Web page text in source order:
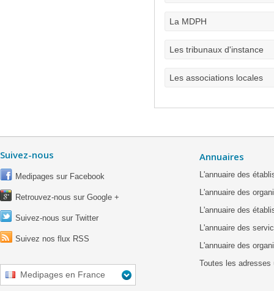
La MDPH
Les tribunaux d'instance
Les associations locales
Suivez-nous
Medipages sur Facebook
Retrouvez-nous sur Google +
Suivez-nous sur Twitter
Suivez nos flux RSS
Medipages en France
Annuaires
L'annuaire des
L'annuaire des
L'annuaire des
L'annuaire des
L'annuaire des
Toutes les adresses